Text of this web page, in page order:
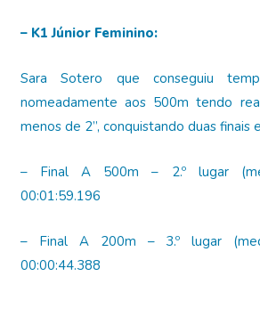
– K1 Júnior Feminino:
Sara Sotero que conseguiu
nomeadamente aos 500m tendo
menos de 2’’, conquistando duas finais
– Final A 500m – 2.º lugar
00:01:59.196
– Final A 200m – 3.º lugar
00:00:44.388